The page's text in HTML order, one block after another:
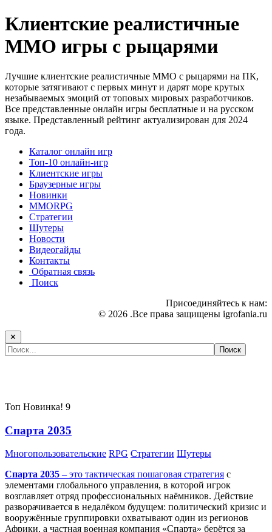
Клиентские реалистичные
MMO игры с рыцарями
Лучшие клиентские реалистичные MMO с рыцарями на ПК,
которые затягивают с первых минут и дарят море крутых
незабываемых эмоций от топовых мировых разработчиков.
Все представленные онлайн игры бесплатные и на русском
языке. Представленный рейтинг актуализирован для 2024
года.
Каталог онлайн игр
Топ-10 онлайн-игр
Клиентские игры
Браузерные игры
Новинки
MMORPG
Стратегии
Шутеры
Новости
Видеогайды
Контакты
Обратная связь
Поиск
Присоединяйтесь к нам:
© 2026 .Все права защищены igrofania.ru
✕
Топ Новинка! 9
Спарта 2035
Многопользовательские RPG Стратегии Шутеры
Спарта 2035 – это тактическая пошаговая стратегия с
элементами глобального управления, в которой игрок
возглавляет отряд профессиональных наёмников. Действие
разворачивается в недалёком будущем: политический кризис и
вооружённые группировки охватывают один из регионов
Африки, а частная военная компания «Спарта» берётся за